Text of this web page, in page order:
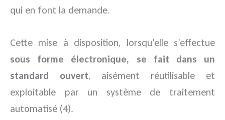
qui en font la demande.
Cette mise à disposition, lorsqu’elle s’effectue
sous forme électronique, se fait dans un
standard ouvert, aisément réutilisable et
exploitable par un système de traitement
automatisé (4).